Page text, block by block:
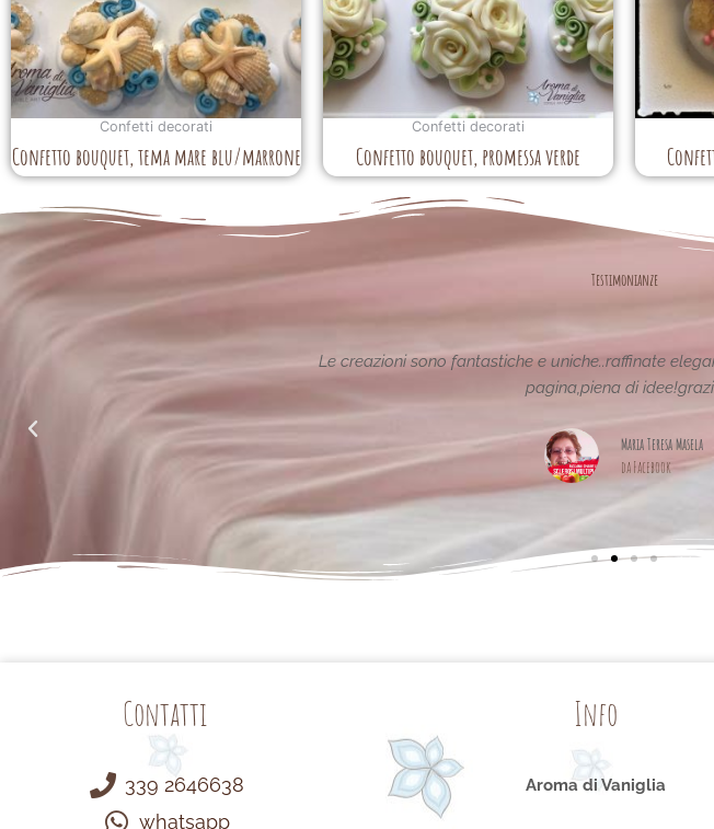
Confetti decorati
Confetto bouquet, tema mare blu/marrone
Confetti decorati
Confetto bouquet, promessa verde
Testimonianze
reinterpretata in chiave
richieste di noi mamme.
Le creazioni sono fantastiche e uniche..raffinate
pagina,piena di
Maria Teresa Masela
da Facebook
Contatti
339 2646638
whatsapp
Info
Aroma di Vaniglia